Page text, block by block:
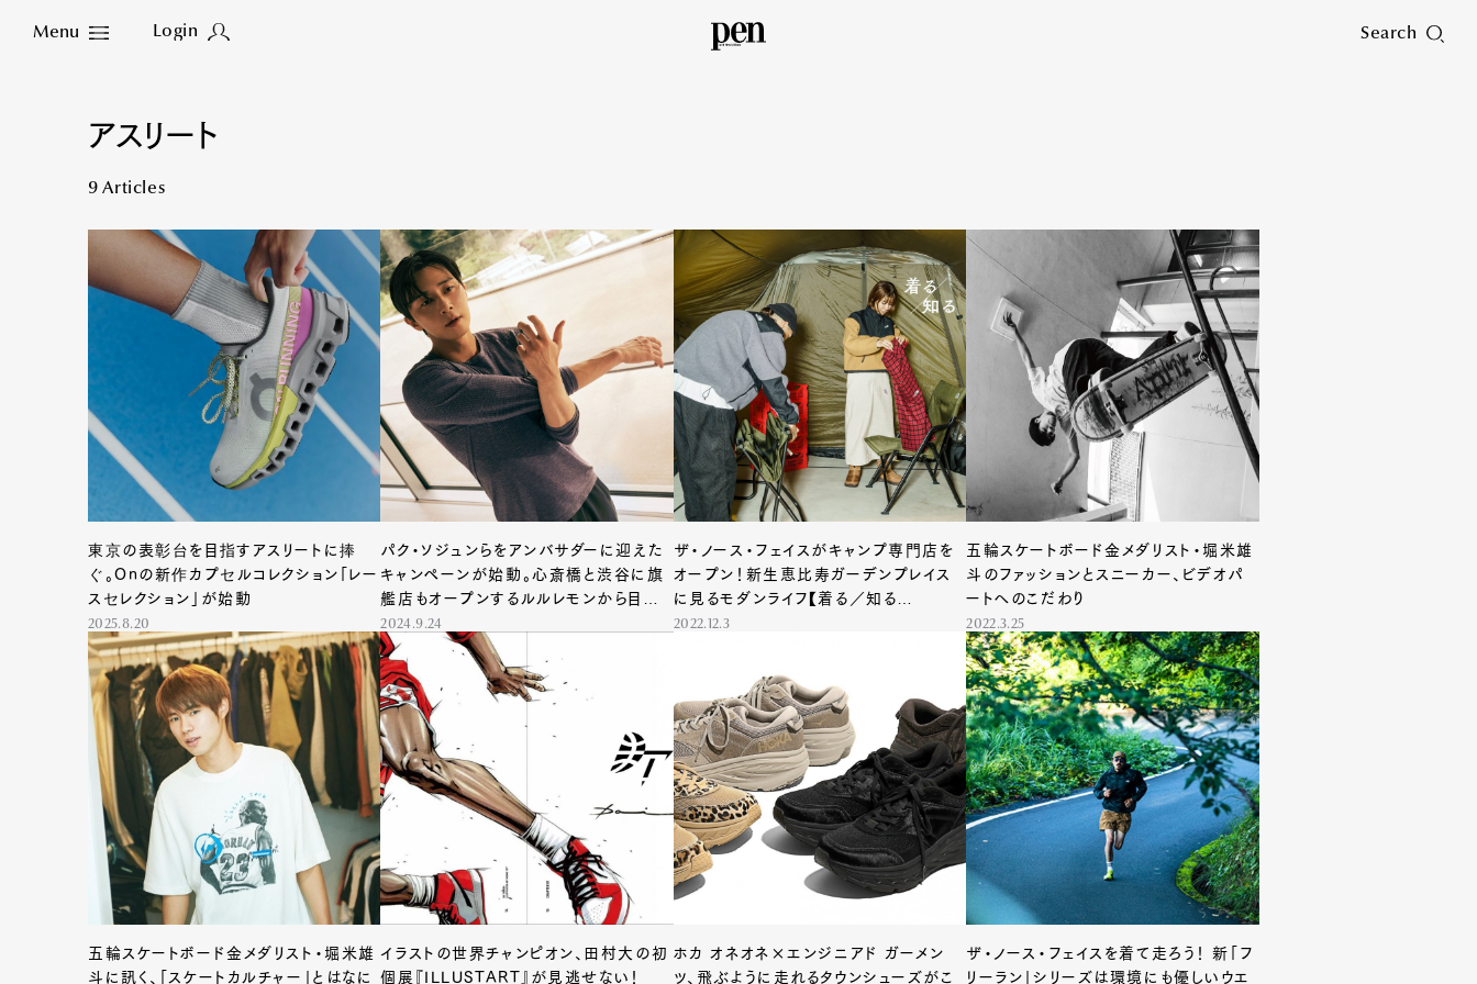
Menu Login Search
Close
アスリート
9 Articles
東京の表彰台を目指すアスリートに捧
ぐ。Onの新作カプセルコレクション「レー
スセレクション」が始動
2025.8.20
パク・ソジュンらをアンバサダーに迎えた
キャンペーンが始動。心斎橋と渋谷に旗
艦店もオープンするルルレモンから目が
離せない！
2024.9.24
ザ・ノース・フェイスがキャンプ専門店を
オープン！新生恵比寿ガーデンプレイス
に見るモダンライフ【着る／知る
Vol.143】
2022.12.3
五輪スケートボード金メダリスト・堀米雄
斗のファッションとスニーカー、ビデオパ
ートへのこだわり
2022.3.25
五輪スケートボード金メダリスト・堀米雄
斗に訊く、「スケートカルチャー」とはなに
イラストの世界チャンピオン、田村大の初
個展『ILLUSTART』が見逃せない！
ホカ オネオネ×エンジニアド ガーメン
ツ、飛ぶように走れるタウンシューズがこ
ザ・ノース・フェイスを着て走ろう！ 新「フ
リーラン」シリーズは環境にも優しいウエ